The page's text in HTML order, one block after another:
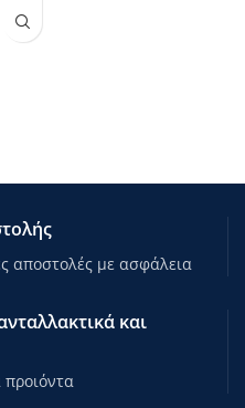
Παιδικό ποδήλατο
του καθιστά ιδιαίτερα ευχάριστη
ποδηλάτου για τους μικρούς μας
αυτοπεποίθησή τους.
μανέτες αλουμινίου τύπου V-brake,
αποστολές με ασφάλεια
και